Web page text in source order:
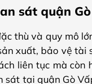
sát quận
thù và quy mô
xuất, bảo vệ tài
liên tục mà còn
tại quận Gò